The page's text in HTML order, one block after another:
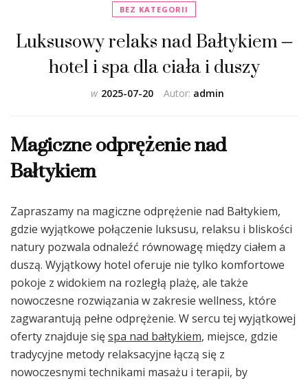
BEZ KATEGORII
Luksusowy relaks nad Bałtykiem –
hotel i spa dla ciała i duszy
Autor: admin
w 2025-07-20
Magiczne odprężenie nad
Bałtykiem
Zapraszamy na magiczne odprężenie nad Bałtykiem,
gdzie wyjątkowe połączenie luksusu, relaksu i bliskości
natury pozwala odnaleźć równowagę między ciałem a
duszą. Wyjątkowy hotel oferuje nie tylko komfortowe
pokoje z widokiem na rozległą plażę, ale także
nowoczesne rozwiązania w zakresie wellness, które
zagwarantują pełne odprężenie. W sercu tej wyjątkowej
oferty znajduje sięspa nad bałtykiem, miejsce, gdzie
tradycyjne metody relaksacyjne łączą się z
nowoczesnymi technikami masażu i terapii, by